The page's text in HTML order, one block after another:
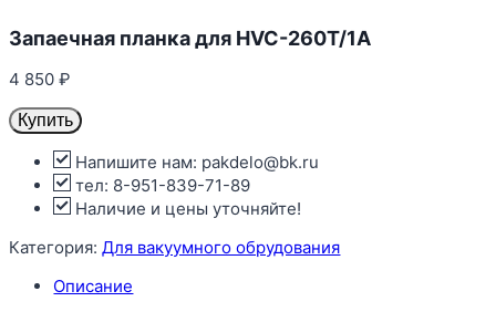
Запаечная планка для HVC-260T/1A
4 850₽
Купить
Напишите нам: pakdelo@bk.ru
тел: 8-951-839-71-89
Наличие и цены уточняйте!
Категория:Для вакуумного обрудования
Описание